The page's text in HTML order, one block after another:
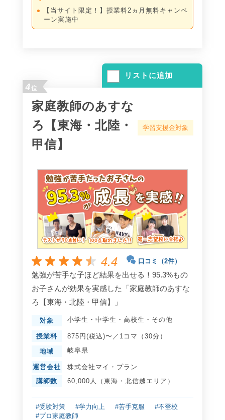
【当サイト限定！】授業料2ヵ月無料キャンペ
ーン実施中
リストに追加
4位
家庭教師のあすな
ろ【東海・北陸・
甲信】
学習支援金対象
4.4 口コミ（2件）
勉強が苦手な子ほど結果を出せる！95.3%もの
お子さんが効果を実感した「家庭教師のあすな
ろ【東海・北陸・甲信】」
対象 小学生 ・ 中学生 ・ 高校生 ・ その他
授業料 875円(税込)〜／1コマ（30分）
地域 岐阜県
運営会社
株式会社マイ・プラン
講師数
60,000人（東海・北信越エリア）
#受験対策 #学力向上 #苦手克服
#不登校
#プロ家庭教師